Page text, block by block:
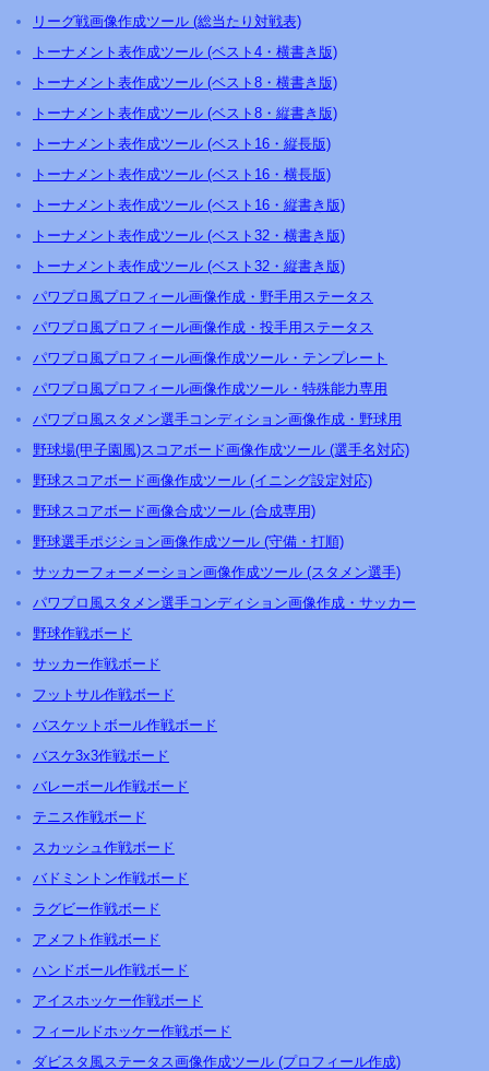
リーグ戦画像作成ツール (総当たり対戦表)
トーナメント表作成ツール (ベスト4・横書き版)
トーナメント表作成ツール (ベスト8・横書き版)
トーナメント表作成ツール (ベスト8・縦書き版)
トーナメント表作成ツール (ベスト16・縦長版)
トーナメント表作成ツール (ベスト16・横長版)
トーナメント表作成ツール (ベスト16・縦書き版)
トーナメント表作成ツール (ベスト32・横書き版)
トーナメント表作成ツール (ベスト32・縦書き版)
パワプロ風プロフィール画像作成・野手用ステータス
パワプロ風プロフィール画像作成・投手用ステータス
パワプロ風プロフィール画像作成ツール・テンプレート
パワプロ風プロフィール画像作成ツール・特殊能力専用
パワプロ風スタメン選手コンディション画像作成・野球用
野球場(甲子園風)スコアボード画像作成ツール (選手名対応)
野球スコアボード画像作成ツール (イニング設定対応)
野球スコアボード画像合成ツール (合成専用)
野球選手ポジション画像作成ツール (守備・打順)
サッカーフォーメーション画像作成ツール (スタメン選手)
パワプロ風スタメン選手コンディション画像作成・サッカー
野球作戦ボード
サッカー作戦ボード
フットサル作戦ボード
バスケットボール作戦ボード
バスケ3x3作戦ボード
バレーボール作戦ボード
テニス作戦ボード
スカッシュ作戦ボード
バドミントン作戦ボード
ラグビー作戦ボード
アメフト作戦ボード
ハンドボール作戦ボード
アイスホッケー作戦ボード
フィールドホッケー作戦ボード
ダビスタ風ステータス画像作成ツール (プロフィール作成)